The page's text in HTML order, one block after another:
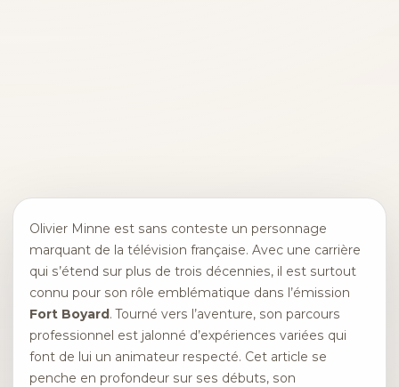
Olivier Minne est sans conteste un personnage
marquant de la télévision française. Avec une carrière
qui s’étend sur plus de trois décennies, il est surtout
connu pour son rôle emblématique dans l’émission
Fort Boyard. Tourné vers l’aventure, son parcours
professionnel est jalonné d’expériences variées qui
font de lui un animateur respecté. Cet article se
penche en profondeur sur ses débuts, son